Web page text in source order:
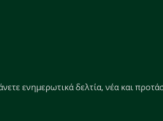
ενημερωτικά δελτία, νέα και